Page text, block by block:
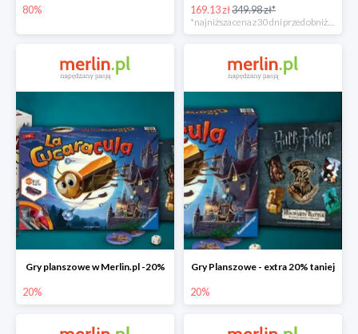
80% 169.13 zł349.98 zł*
Gry planszowe w Merlin.pl -20%
20%
Gry Planszowe - extra 20% taniej
20%